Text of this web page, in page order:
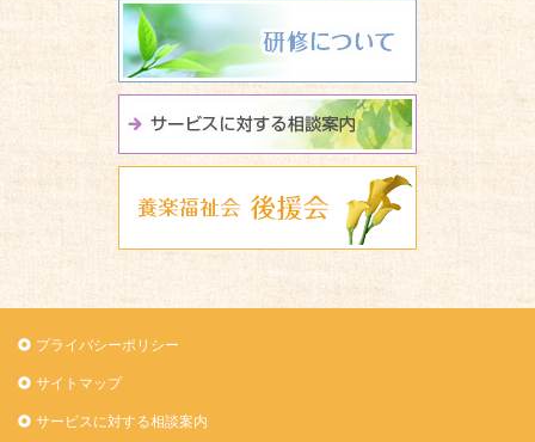
研修について
サービスに
プライバシーポリシー
サイトマップ
サービスに対する相談案内